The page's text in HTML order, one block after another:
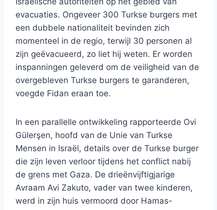
evacuaties. Ongeveer 300 Turkse burgers met
een dubbele nationaliteit bevinden zich
momenteel in de regio, terwijl 30 personen al
zijn geëvacueerd, zo liet hij weten. Er worden
inspanningen geleverd om de veiligheid van de
overgebleven Turkse burgers te garanderen,
voegde Fidan eraan toe.
In een parallelle ontwikkeling rapporteerde Ovi
Gülerşen, hoofd van de Unie van Turkse
Mensen in Israël, details over de Turkse burger
die zijn leven verloor tijdens het conflict nabij
de grens met Gaza. De drieënvijftigjarige
Avraam Avi Zakuto, vader van twee kinderen,
werd in zijn huis vermoord door Hamas-